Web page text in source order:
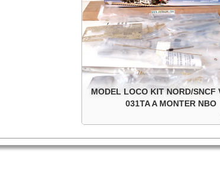
MODEL LOCO KIT NORD/SNCF
031TA A MONTER NBO
continu, à monter . dans sa boite